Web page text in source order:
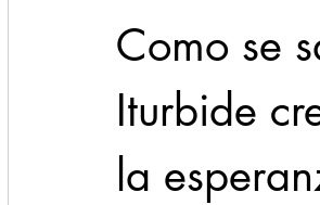
Como se
Iturbide
la